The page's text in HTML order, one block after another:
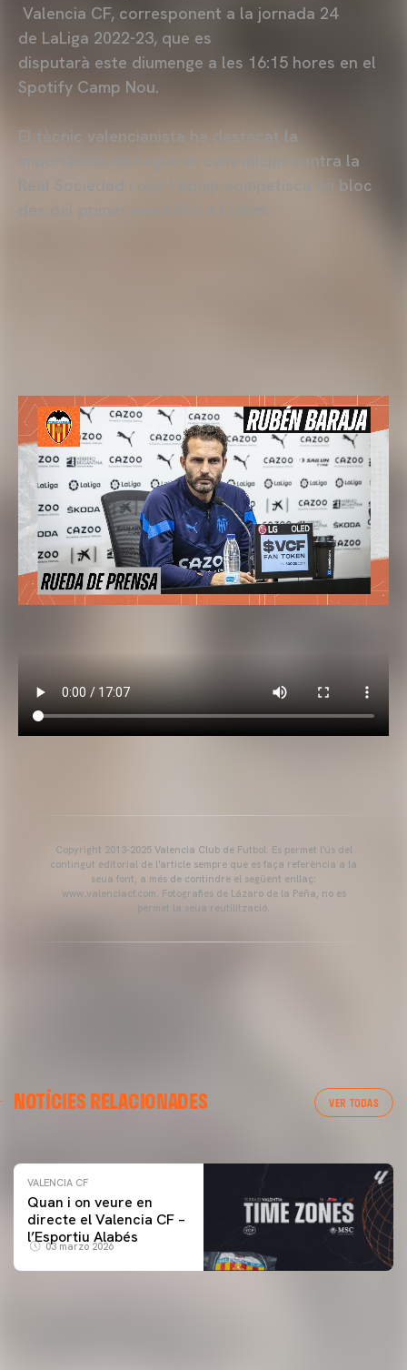
Valencia CF, corresponent a la jornada 24
de LaLiga 2022-23, que es
disputarà este diumenge a les 16:15 hores en el
Spotify Camp Nou.
El tècnic valencianista ha destacat la
importància de seguir el camí iniciat contra la
Real Sociedad i que l'equip competisca en bloc
Copyright 2013-2025 Valencia Club de Futbol. Es permet l'ús del
contingut editorial de l'article sempre que es faça referència a la
seua font, a més de contindre el següent enllaç:
www.valenciacf.com. Fotografies de Lázaro de la Peña, no es
permet la seua reutilització.
NOTÍCIES RELACIONADES VER TODAS
ENTRENAMENT DEL VALENCIA CF 04/03/26
VALENCIA CF
Quan i on veure en
directe el Valencia CF –
l’Esportiu Alabés
03 marzo 2026